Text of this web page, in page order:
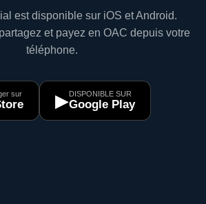
est disponible sur iOS et Android.
et payez en OAC depuis votre
téléphone.
sur ▶DISPONIBLE SUR
Google Play